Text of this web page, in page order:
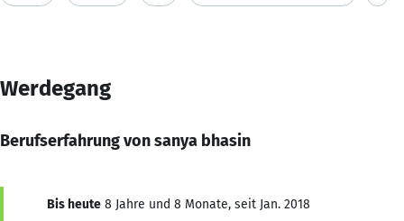
Werdegang
Berufserfahrung von sanya bhasin
Bis heute 8 Jahre und 8 Monate, seit Jan. 2018